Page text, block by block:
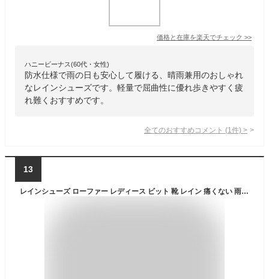
価格と在庫を楽天でチェック >>
ハニービーナス(60代・女性)
防水仕様で雨の日も安心して履ける、晴雨兼用のおしゃれ
なレインシューズです。軽量で屈曲性に優れ歩きやすく疲
れ難くおすすめです。
全てのおすすめコメント (1 件) >
13
レインシューズ ローファー レディース ビット 靴 レイン 痛くない 雨 雨靴 黒 ブラック ベージュ エナメル パンプス 通勤 オフィス おしゃれ 防水 疲れない 人気 キレイ ヒール 3.5cm リコンティデザイン RECONTI design B18131